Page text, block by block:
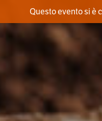
Questo evento si è